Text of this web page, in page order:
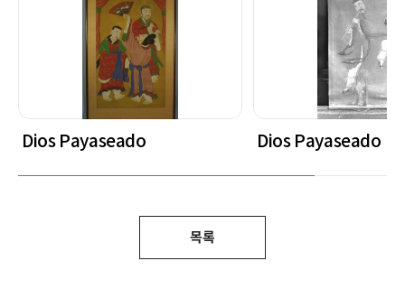
Dios Payaseado Dios Payaseado
목록